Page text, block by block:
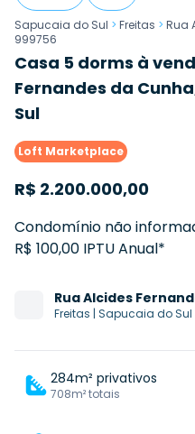
Sapucaia do Sul > Freitas > Rua
999756
Casa 5 dorms à
Fernandes da
Sul
Loft Marketplace
R$ 2.200.000,00
Condomínio não
R$ 100,00 IPTU Anual*
RuaAlcides
Freitas | Sapucaia do Sul
284m² privativos
708m² totais